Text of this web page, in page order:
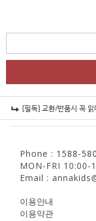
[필독] 교환/반품시 꼭 읽
Phone : 1588-
MON-FRI 10:00-
Email :
이용안내
이용약관